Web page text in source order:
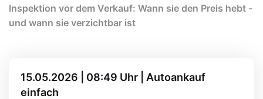
Inspektion vor dem Verkauf: Wann sie den Preis hebt -
und wann sie verzichtbar ist
15.05.2026 | 08:49 Uhr | Autoankauf
einfach